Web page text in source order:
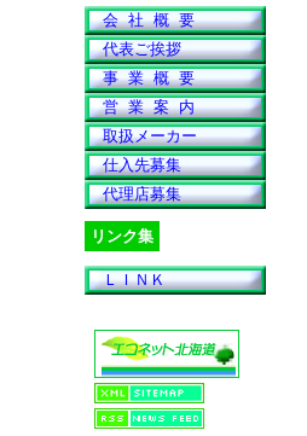
会 社 概 要
代表ご挨拶
事 業 概 要
営 業 案 内
取扱メーカー
仕入先募集
代理店募集
リンク集
ＬＩＮＫ